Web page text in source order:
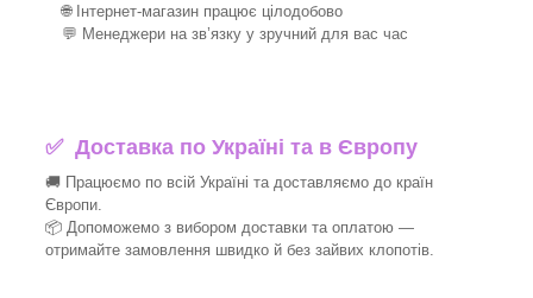
🌐 Інтернет-магазин працює цілодобово
💬 Менеджери на зв’язку у зручний для вас час
✅Доставка по Україні та в Європу
🚚 Працюємо по всій Україні та доставляємо до країн
Європи.
📦 Допоможемо з вибором доставки та оплатою —
отримайте замовлення швидко й без зайвих клопотів.